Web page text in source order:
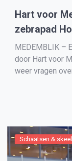
Hart voor
zebrapad
MEDEMBLIK –
door Hart voor
weer vragen
slot een motie
tegen de zin
Schaatsen &